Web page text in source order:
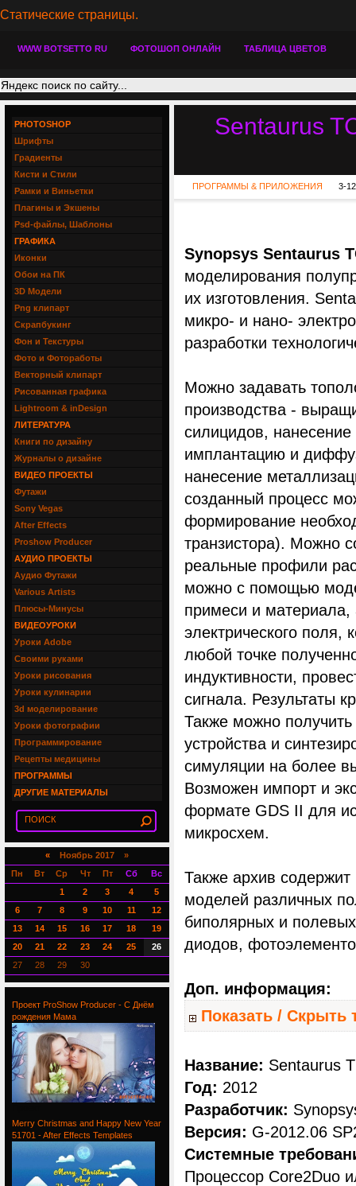
Статические страницы.
WWW BOTSETTO RU ФОТОШОП ОНЛАЙН ТАБЛИЦА ЦВЕТОВ
Sentaurus
ПРОГРАММЫ & ПРИЛОЖЕНИЯ 3-
Synopsys Sentaurus
моделирования
их изготовления.
микро- и нано-
разработки
Можно задавать
производства -
силицидов,
имплантацию и
нанесение
созданный процесс
формирование
транзистора). Можно
реальные профили
можно с помощью
примеси и материала,
электрического поля,
любой точке
индуктивности,
сигнала. Результаты
Также можно получить
устройства и
симуляции на более
Возможен импорт и
формате GDS II для
микросхем.
Также архив
моделей различных
биполярных и
диодов,
Доп. информация:
Показать / Скрыть
Название: Sentaurus
Год: 2012
Разработчик:
Версия: G-2012.06
Системные
Процессор Core2Duo
PHOTOSHOP
Шрифты
Градиенты
Кисти и Стили
Рамки и Виньетки
Плагины и Экшены
Psd-файлы, Шаблоны
ГРАФИКА
Иконки
Обои на ПК
3D Модели
Png клипарт
Скрапбукинг
Фон и Текстуры
Фото и Фотоработы
Векторный клипарт
Рисованная графика
Lightroom & inDesign
ЛИТЕРАТУРА
Книги по дизайну
Журналы о дизайне
ВИДЕО ПРОЕКТЫ
Футажи
Sony Vegas
After Effects
Proshow Producer
АУДИО ПРОЕКТЫ
Аудио Футажи
Various Artists
Плюсы-Минусы
ВИДЕОУРОКИ
Уроки Adobe
Своими руками
Уроки рисования
Уроки кулинарии
3d моделирование
Уроки фотографии
Программирование
Рецепты медицины
ПРОГРАММЫ
ДРУГИЕ МАТЕРИАЛЫ
« Ноябрь 2017 »
Пн
Вт Ср Чт Пт Сб
Вс
1
2 3 4
5
6
7 8 9 10 11
12
13
14 15 16 17 18
19
20
21 22 23 24 25
26
27
28 29 30
Проект ProShow Producer - С Днём
рождения Мама
Merry Christmas and Happy New Year
51701 - After Effects Templates